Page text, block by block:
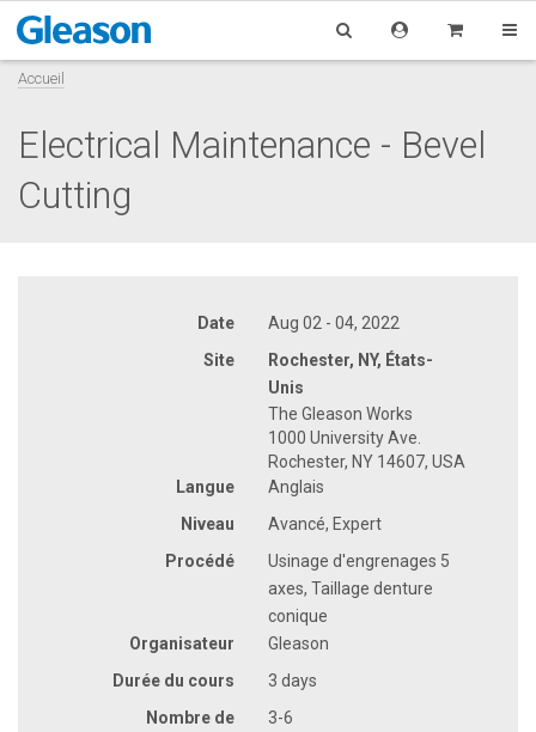
Accueil
Electrical Maintenance - Bevel
Cutting
Date
Aug 02 - 04, 2022
Site
Rochester, NY, États-
Unis
The Gleason Works
1000 University Ave.
Rochester, NY 14607, USA
Langue
Anglais
Niveau
Avancé, Expert
Procédé
Usinage d'engrenages 5
axes, Taillage denture
conique
Organisateur
Gleason
Durée du cours
3 days
Nombre de
3-6